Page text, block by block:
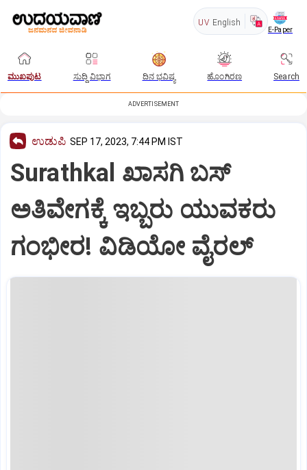
UV English
E-Paper
ಮುಖಪುಟ ಸುದ್ದಿ ವಿಭಾಗ ದಿನ ಭವಿಷ್ಯ ಹೊಂಗಿರಣ Search
ADVERTISEMENT
ಉಡುಪಿ SEP 17, 2023, 7:44 PM IST
Surathkal ಖಾಸಗಿ ಬಸ್
ಅತಿವೇಗಕ್ಕೆ ಇಬ್ಬರು ಯುವಕರು
ಗಂಭೀರ! ವಿಡಿಯೋ ವೈರಲ್